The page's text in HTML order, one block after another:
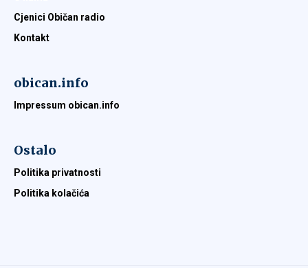
Cjenici Običan radio
Kontakt
obican.info
Impressum obican.info
Ostalo
Politika privatnosti
Politika kolačića